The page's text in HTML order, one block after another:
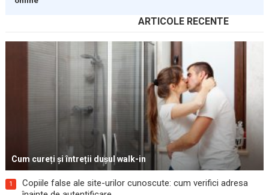
ARTICOLE RECENTE
Cum cureți și întreții dușul walk-in
1
Copiile false ale site-urilor cunoscute: cum verifici adresa